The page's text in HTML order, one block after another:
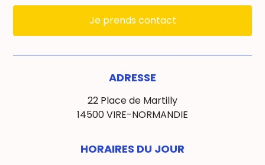
Je prends contact
ADRESSE
22 Place de Martilly
14500 VIRE-NORMANDIE
HORAIRES DU JOUR